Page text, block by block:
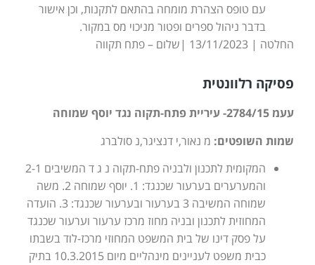
עם טופס הצהרת מומחה בהתאם לתקנות, וכן אישור
בדבר ניהול ספרים ופטור מניכוי מס במקור.
החלטה | 13/11/2023 |שלום – פתח תקווה
פסיקה רלוונטית
עעמ 2784/15- עיריית פתח-תקוה נגד יוסף שמוחה
שמות השופטים: מ נאור,י דנציגר,נ סולברג
המקומית לתכנון ולבניה פתח-תקוה נ ג ד המשיבים 2-1
והמערערים בערעור שכנגד: 1. יוסף שמוחה 2. משה
שמוחה המשיבה 3 בערעור ובערעור שכנגד: 3. הועדה
המחוזית לתכנון ובניה מחוז מרכז ערעור וערעור שכנגד
על פסק דינו של בית המשפט המחוזי מרכז-לוד בשבתו
כבית משפט לעניינים מינהליים מיום 10.3.2015 בתיק